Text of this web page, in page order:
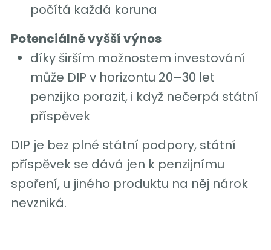
počítá každá koruna
Potenciálně vyšší výnos
díky širším možnostem investování
může DIP v horizontu 20–30 let
penzijko porazit, i když nečerpá státní
příspěvek
DIP je bez plné státní podpory, státní
příspěvek se dává jen k penzijnímu
spoření, u jiného produktu na něj nárok
nevzniká.